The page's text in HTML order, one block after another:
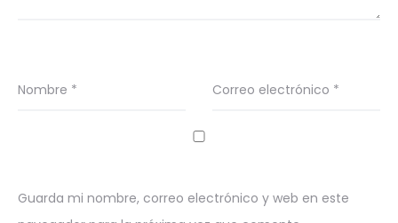
Nombre * Correo electrónico *
Guarda mi nombre, correo electrónico y web en este